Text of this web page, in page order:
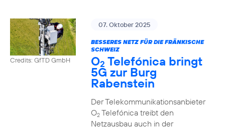
Credits: GfTD GmbH
07. Oktober 2025
BESSERES NETZ FÜR DIE FRÄNKISCHE
SCHWEIZ
O2 Telefónica bringt
5G zur Burg
Rabenstein
Der Telekommunikationsanbieter
O2Telefónica treibt den
Netzausbau auch in der